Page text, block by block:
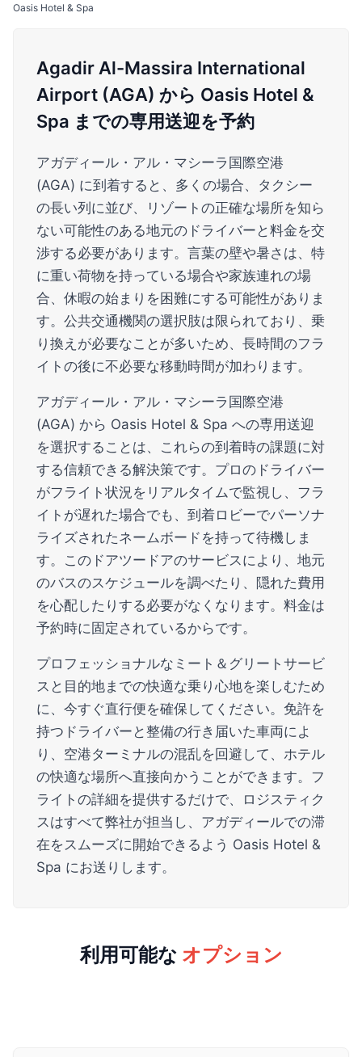
Oasis Hotel & Spa
Agadir Al-Massira International
Airport (AGA) から Oasis Hotel &
Spa までの専用送迎を予約
アガディール・アル・マシーラ国際空港
(AGA) に到着すると、多くの場合、タクシー
の長い列に並び、リゾートの正確な場所を知ら
ない可能性のある地元のドライバーと料金を交
渉する必要があります。言葉の壁や暑さは、特
に重い荷物を持っている場合や家族連れの場
合、休暇の始まりを困難にする可能性がありま
す。公共交通機関の選択肢は限られており、乗
り換えが必要なことが多いため、長時間のフラ
イトの後に不必要な移動時間が加わります。
アガディール・アル・マシーラ国際空港
(AGA) から Oasis Hotel & Spa への専用送迎
を選択することは、これらの到着時の課題に対
する信頼できる解決策です。プロのドライバー
がフライト状況をリアルタイムで監視し、フラ
イトが遅れた場合でも、到着ロビーでパーソナ
ライズされたネームボードを持って待機しま
す。このドアツードアのサービスにより、地元
のバスのスケジュールを調べたり、隠れた費用
を心配したりする必要がなくなります。料金は
予約時に固定されているからです。
プロフェッショナルなミート＆グリートサービ
スと目的地までの快適な乗り心地を楽しむため
に、今すぐ直行便を確保してください。免許を
持つドライバーと整備の行き届いた車両によ
り、空港ターミナルの混乱を回避して、ホテル
の快適な場所へ直接向かうことができます。フ
ライトの詳細を提供するだけで、ロジスティク
スはすべて弊社が担当し、アガディールでの滞
在をスムーズに開始できるよう Oasis Hotel &
Spa にお送りします。
利用可能な オプション